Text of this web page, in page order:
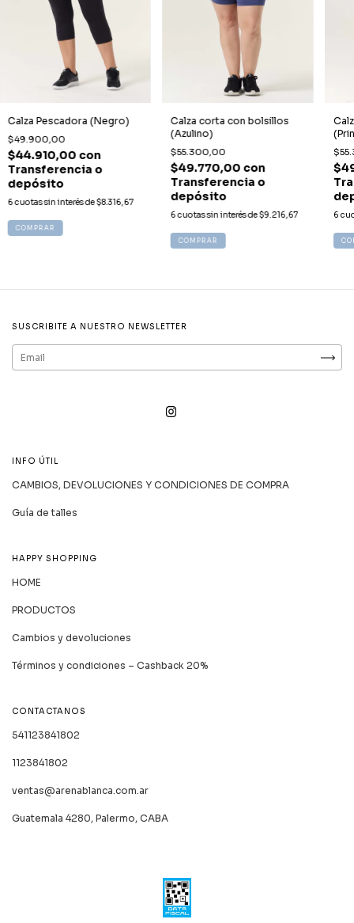
Calza Pescadora (Negro)
$49.900,00
$44.910,00 con
Transferencia o
depósito
6 cuotas sin interés de$8.316,67
COMPRAR
Calza corta con bolsillos
(Azulino)
$55.300,00
$49.770,00 con
Transferencia o
depósito
6 cuotas sin interés de$9.216,67
COMPRAR
6
SUSCRIBITE A NUESTRO NEWSLETTER
INFO ÚTIL
CAMBIOS, DEVOLUCIONES Y CONDICIONES DE COMPRA
Guía de talles
HAPPY SHOPPING
HOME
PRODUCTOS
Cambios y devoluciones
Términos y condiciones – Cashback 20%
CONTACTANOS
541123841802
1123841802
ventas@arenablanca.com.ar
Guatemala 4280, Palermo, CABA